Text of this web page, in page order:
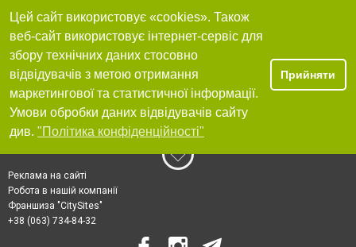
Цей сайт використовує «cookies». Також
веб-сайт використовує інтернет-сервіс для
збору технічних даних стосовно
відвідувачів з метою отримання
маркетингової та статистичної інформації.
Умови обробки даних відвідувачів сайту
див. "Політика конфіденційності"
Прийняти
Реклама на сайті
Робота в нашій компанії
Франшиза "CitySites"
+38 (063) 734-84-32